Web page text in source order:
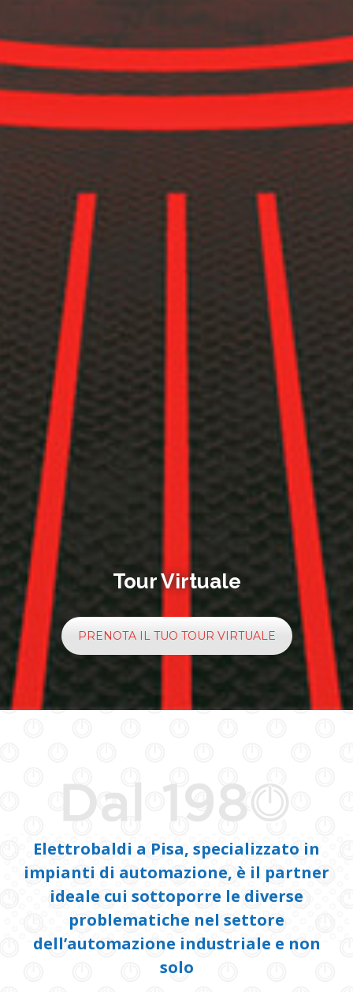
Tour Virtuale
PRENOTA IL TUO TOUR VIRTUALE
Elettrobaldi a Pisa, specializzato in
impianti di automazione, è il partner
ideale cui sottoporre le diverse
problematiche nel settore
dell’automazione industriale e non
solo